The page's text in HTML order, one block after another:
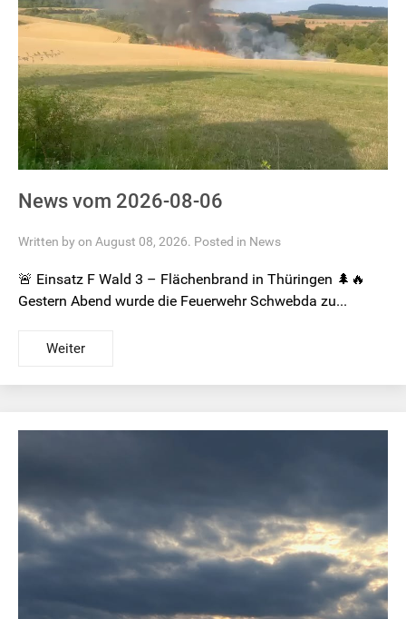
News vom 2026-08-06
Written by on August 08, 2026. Posted in News
🚨 Einsatz F Wald 3 – Flächenbrand in Thüringen 🌲🔥
Gestern Abend wurde die Feuerwehr Schwebda zu...
Weiter